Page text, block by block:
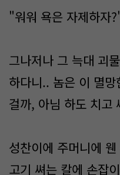
"워워 욕은 자제하자
그나저나 그 늑대 괴
하다니.. 놈은 이 멸
걸까, 아님 하도 치고
성찬이에 주머니에
고기 쎠는 칼에 손잡